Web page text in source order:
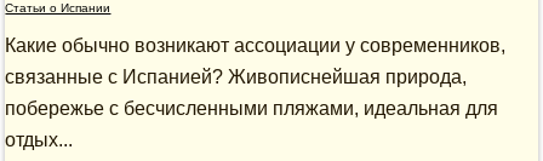
Статьи о Испании
Какие обычно возникают ассоциации у современников,
связанные с Испанией? Живописнейшая природа,
побережье с бесчисленными пляжами, идеальная для
отдых...